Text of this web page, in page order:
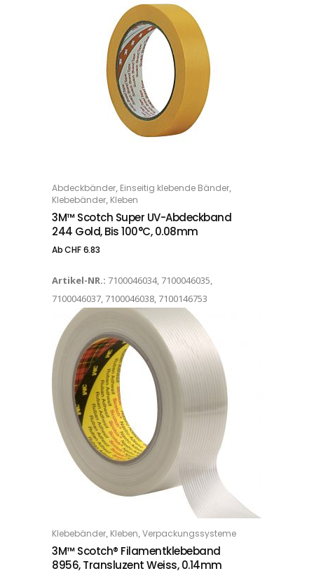
OPTIONS
Abdeckbänder, Einseitig klebende Bänder,
Klebebänder, Kleben
3M™ Scotch Super UV-Abdeckband
244 Gold, Bis 100°C, 0.08mm
AbCHF6.83
Artikel-NR.: 7100046034, 7100046035,
7100046037, 7100046038, 7100146753
OPTIONS
Klebebänder, Kleben,Verpackungssysteme
3M™ Scotch® Filamentklebeband
8956, Transluzent Weiss, 0.14mm